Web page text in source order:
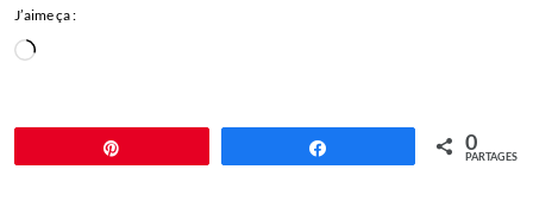
J’aime ça :
Chargement…
0
PARTAGES